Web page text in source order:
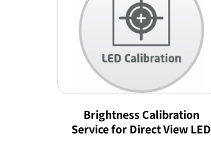
Brightness Calibration
Service for Direct View LED